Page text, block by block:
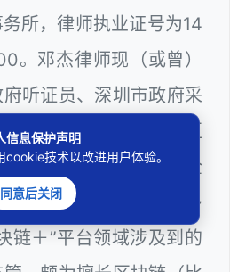
所，律师执业证号为14
。邓杰律师现（或曾）
听证员、深圳市政府采
），曾担任深圳市某区
、计算机信息网络安全
服务器维护工程师多
链＋”平台领域涉及到的
信息保护声明
技术以改进用户体验。
同意后关闭